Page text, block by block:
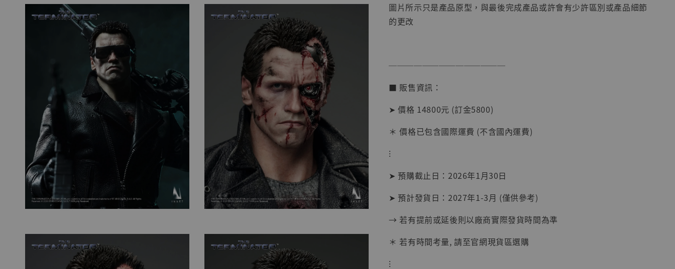
BJSTUDIO 1/6系列
彈飛 鵝城縣長 張麻
NT$ 4,980
NT$ 5,300
- +
圖片所示只是產品原型，與最後完成產品或許會有少許區別或產品細節
的更改
──────────────
■ 販售資訊：
➤ 價格 14800元 (訂金5800)
＊ 價格已包含國際運費 (不含國內運費)
⁝
➤ 預購截止日：2026年1月30日
➤ 預計發貨日：2027年1-3月 (僅供參考)
→ 若有提前或延後則以廠商實際發貨時間為準
＊ 若有時間考量, 請至官網現貨區選購
⁝